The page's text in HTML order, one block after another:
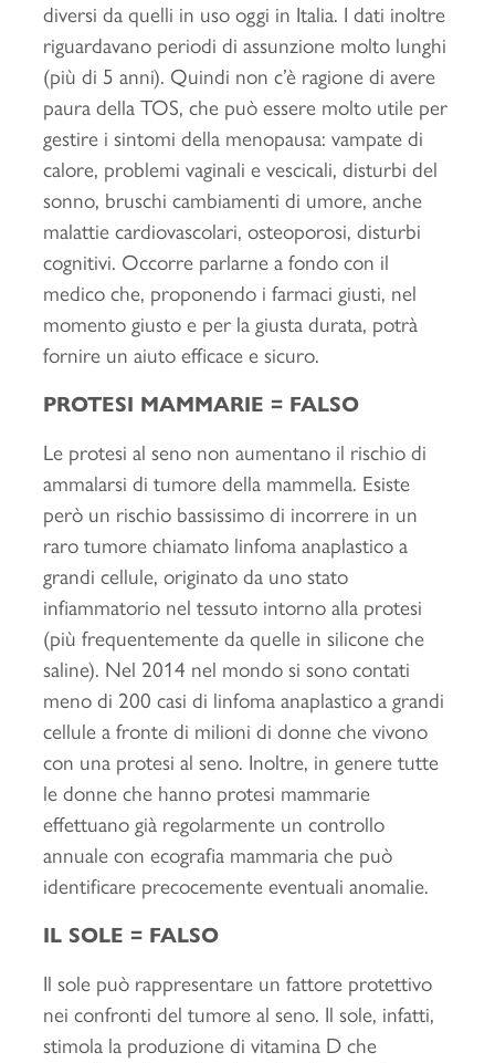
diversi da quelli in uso oggi in Italia. I dati inoltre
riguardavano periodi di assunzione molto lunghi
(più di 5 anni). Quindi non c’è ragione di avere
paura della TOS, che può essere molto utile per
gestire i sintomi della menopausa: vampate di
calore, problemi vaginali e vescicali, disturbi del
sonno, bruschi cambiamenti di umore, anche
malattie cardiovascolari, osteoporosi, disturbi
cognitivi. Occorre parlarne a fondo con il
medico che, proponendo i farmaci giusti, nel
momento giusto e per la giusta durata, potrà
fornire un aiuto efficace e sicuro.
PROTESI MAMMARIE = FALSO
Le protesi al seno non aumentano il rischio di
ammalarsi di tumore della mammella. Esiste
però un rischio bassissimo di incorrere in un
raro tumore chiamato linfoma anaplastico a
grandi cellule, originato da uno stato
infiammatorio nel tessuto intorno alla protesi
(più frequentemente da quelle in silicone che
saline). Nel 2014 nel mondo si sono contati
meno di 200 casi di linfoma anaplastico a grandi
cellule a fronte di milioni di donne che vivono
con una protesi al seno. Inoltre, in genere tutte
le donne che hanno protesi mammarie
effettuano già regolarmente un controllo
annuale con ecografia mammaria che può
identificare precocemente eventuali anomalie.
IL SOLE = FALSO
Il sole può rappresentare un fattore protettivo
nei confronti del tumore al seno. Il sole, infatti,
stimola la produzione di vitamina D che